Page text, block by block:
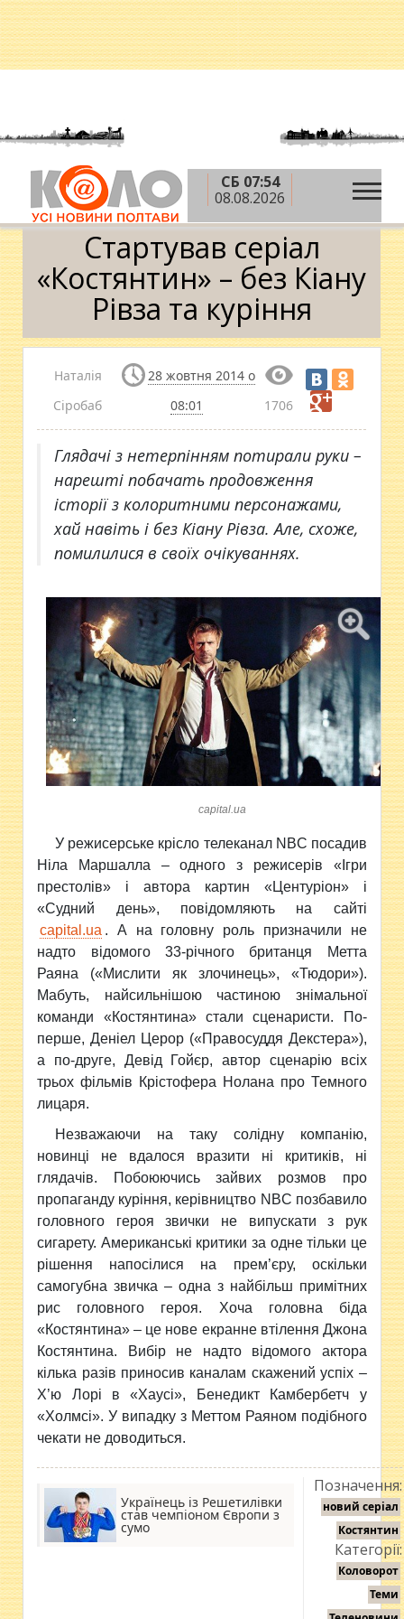
СБ 07:54
08.08.2026
Головна » Теми » Стартував серіал «Костянтин» –
без Кіану Рівза та куріння
Стартував серіал
«Костянтин» – без Кіану
Рівза та куріння
Наталія
Сіробаб
28 жовтня 2014 о
08:01
1706
Глядачі з нетерпінням потирали руки –
нарешті побачать продовження
історії з колоритними персонажами,
хай навіть і без Кіану Рівза. Але, схоже,
помилилися в своїх очікуваннях.
capital.ua
У режисерське крісло телеканал NBC посадив
Ніла Маршалла – одного з режисерів «Ігри
престолів» і автора картин «Центуріон» і
«Судний день», повідомляють на сайті
capital.ua . А на головну роль призначили не
надто відомого 33-річного британця Метта
Раяна («Мислити як злочинець», «Тюдори»).
Мабуть, найсильнішою частиною знімальної
команди «Костянтина» стали сценаристи. По-
перше, Деніел Церор («Правосуддя Декстера»),
а по-друге, Девід Гойєр, автор сценарію всіх
трьох фільмів Крістофера Нолана про Темного
лицаря.
Незважаючи на таку солідну компанію,
новинці не вдалося вразити ні критиків, ні
глядачів. Побоюючись зайвих розмов про
пропаганду куріння, керівництво NBC позбавило
головного героя звички не випускати з рук
сигарету. Американські критики за одне тільки це
рішення напосілися на прем’єру, оскільки
самогубна звичка – одна з найбільш примітних
рис головного героя. Хоча головна біда
«Костянтина» – це нове екранне втілення Джона
Костянтина. Вибір не надто відомого актора
кілька разів приносив каналам скажений успіх –
Х’ю Лорі в «Хаусі», Бенедикт Камбербетч у
«Холмсі». У випадку з Меттом Раяном подібного
чекати не доводиться.
Українець із Решетилівки
став чемпіоном Європи з
сумо
Позначення:
новий серіал
Костянтин
Категорії:
Коловорот
Теми